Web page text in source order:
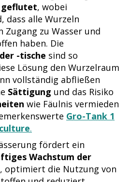
geflutet, wobei
dass alle Wurzeln
zu Wasser und
haben. Die
-tische sind so
Lösung den Wurzelraum
vollständig abfließen
Sättigung und das Risiko
wie Fäulnis vermieden
Gro-Tank 1
.
fördert ein
Wachstum der
, optimiert die Nutzung von